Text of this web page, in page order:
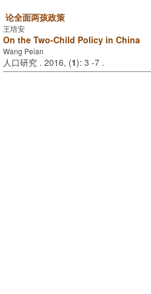
论全面两孩政策
王培安
On the Two-Child Policy in China
Wang Peian
人口研究 . 2016, (1): 3 -7 .